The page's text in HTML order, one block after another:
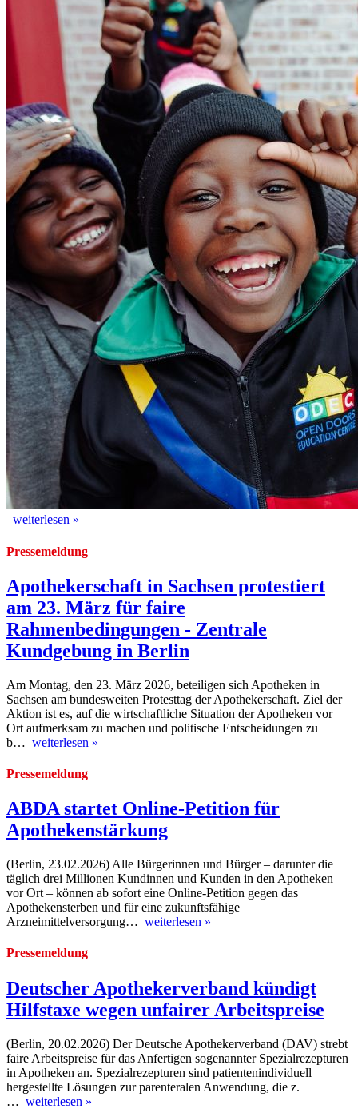
weiterlesen »
Pressemeldung
Apothekerschaft in Sachsen protestiert
am 23. März für faire
Rahmenbedingungen - Zentrale
Kundgebung in Berlin
Am Montag, den 23. März 2026, beteiligen sich Apotheken in
Sachsen am bundesweiten Protesttag der Apothekerschaft. Ziel der
Aktion ist es, auf die wirtschaftliche Situation der Apotheken vor
Ort aufmerksam zu machen und politische Entscheidungen zu
b… weiterlesen »
Pressemeldung
ABDA startet Online-Petition für
Apothekenstärkung
(Berlin, 23.02.2026) Alle Bürgerinnen und Bürger – darunter die
täglich drei Millionen Kundinnen und Kunden in den Apotheken
vor Ort – können ab sofort eine Online-Petition gegen das
Apothekensterben und für eine zukunftsfähige
Arzneimittelversorgung… weiterlesen »
Pressemeldung
Deutscher Apothekerverband kündigt
Hilfstaxe wegen unfairer Arbeitspreise
(Berlin, 20.02.2026) Der Deutsche Apothekerverband (DAV) strebt
faire Arbeitspreise für das Anfertigen sogenannter Spezialrezepturen
in Apotheken an. Spezialrezepturen sind patientenindividuell
hergestellte Lösungen zur parenteralen Anwendung, die z.
… weiterlesen »